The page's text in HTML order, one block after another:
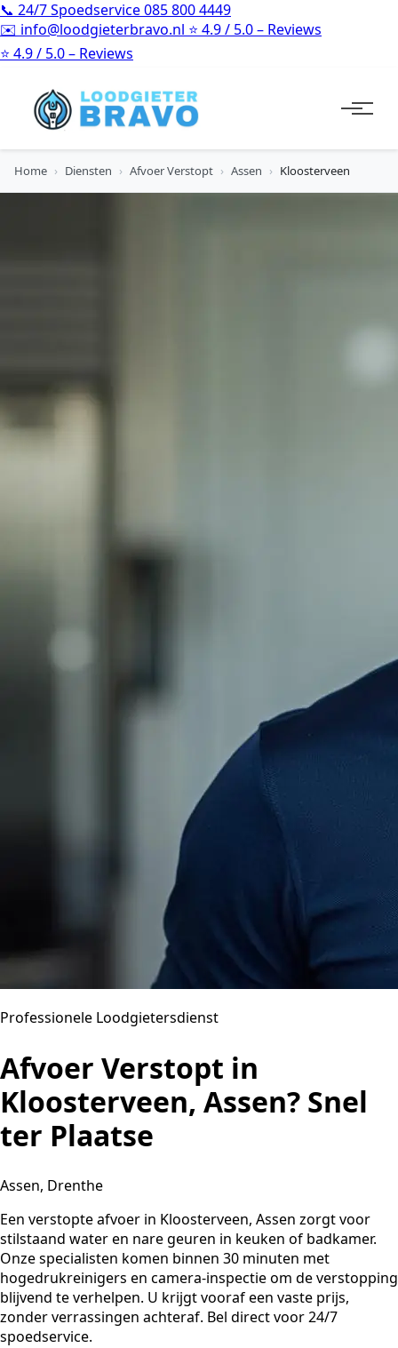
📞 24/7 Spoedservice085 800 4449
✉️ info@loodgieterbravo.nl ⭐ 4.9 / 5.0 – Reviews
⭐ 4.9 / 5.0 – Reviews
Home › Diensten › Afvoer Verstopt › Assen › Kloosterveen
Professionele Loodgietersdienst
Afvoer Verstopt in
Kloosterveen, Assen? Snel
ter Plaatse
Assen, Drenthe
Een verstopte afvoer in Kloosterveen, Assen zorgt voor
stilstaand water en nare geuren in keuken of badkamer.
Onze specialisten komen binnen 30 minuten met
hogedrukreinigers en camera-inspectie om de verstopping
blijvend te verhelpen. U krijgt vooraf een vaste prijs,
zonder verrassingen achteraf. Bel direct voor 24/7
spoedservice.